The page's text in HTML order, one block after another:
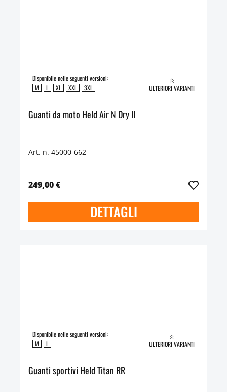
Disponibile nelle seguenti versioni:
M
L XL XXL 3XL ULTERIORI VARIANTI
Guanti da moto Held Air N Dry II
Art. n. 45000-662
249,00 €
DETTAGLI
Disponibile nelle seguenti versioni:
M
L ULTERIORI VARIANTI
Guanti sportivi Held Titan RR